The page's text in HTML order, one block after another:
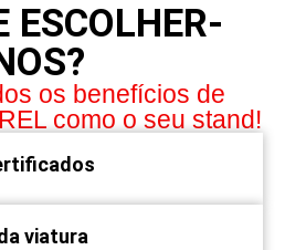
ESCOLHER-
os benefícios de
como o seu stand!
viatura